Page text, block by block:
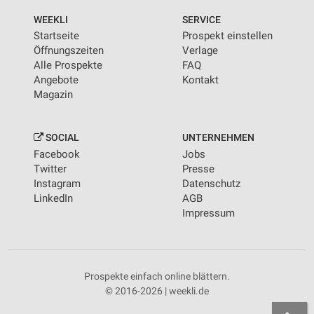
WEEKLI
Startseite
Öffnungszeiten
Alle Prospekte
Angebote
Magazin
SERVICE
Prospekt einstellen
Verlage
FAQ
Kontakt
SOCIAL
Facebook
Twitter
Instagram
LinkedIn
UNTERNEHMEN
Jobs
Presse
Datenschutz
AGB
Impressum
Prospekte einfach online blättern.
© 2016-2026 | weekli.de
Notwendig
Performance
Werbung